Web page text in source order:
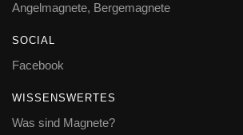
Angelmagnete, Bergemagnete
SOCIAL
Facebook
WISSENSWERTES
Was sind Magnete?